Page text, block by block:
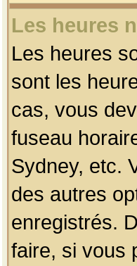
Les heures
Les heures
sont les
cas, vous
fuseau
Sydney, etc.
des autres
enregistrés.
faire, si vous